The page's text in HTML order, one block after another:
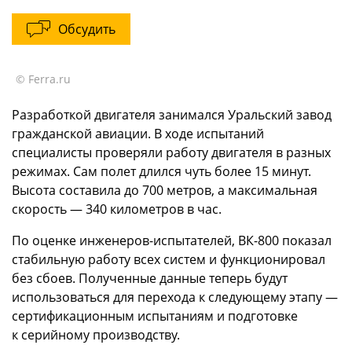
Обсудить
© Ferra.ru
Разработкой двигателя занимался Уральский завод
гражданской авиации. В ходе испытаний
специалисты проверяли работу двигателя в разных
режимах. Сам полет длился чуть более 15 минут.
Высота составила до 700 метров, а максимальная
скорость — 340 километров в час.
По оценке инженеров-испытателей, ВК-800 показал
стабильную работу всех систем и функционировал
без сбоев. Полученные данные теперь будут
использоваться для перехода к следующему этапу —
сертификационным испытаниям и подготовке
к серийному производству.